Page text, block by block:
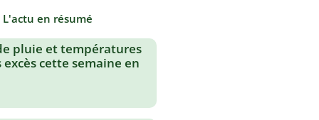
en résumé
pluie et températures
excès cette semaine en